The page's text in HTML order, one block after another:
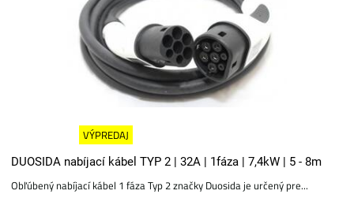
VÝPREDAJ
DUOSIDA nabíjací kábel TYP 2 | 32A | 1fáza | 7,4kW | 5 - 8m
Obľúbený nabíjací kábel 1 fáza Typ 2 značky Duosida je určený pre...